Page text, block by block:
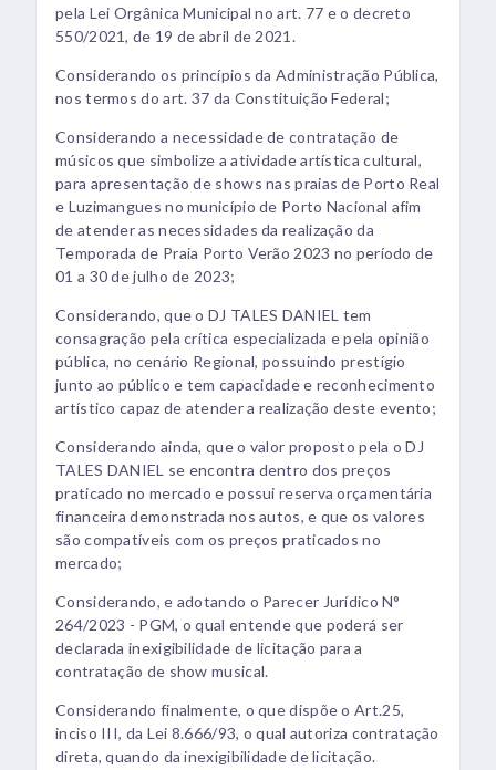
pela Lei Orgânica Municipal no art. 77 e o decreto
550/2021, de 19 de abril de 2021.
Considerando os princípios da Administração Pública,
nos termos do art. 37 da Constituição Federal;
Considerando a necessidade de contratação de
músicos que simbolize a atividade artística cultural,
para apresentação de shows nas praias de Porto Real
e Luzimangues no município de Porto Nacional afim
de atender as necessidades da realização da
Temporada de Praia Porto Verão 2023 no período de
01 a 30 de julho de 2023;
Considerando, que o DJ TALES DANIEL tem
consagração pela crítica especializada e pela opinião
pública, no cenário Regional, possuindo prestígio
junto ao público e tem capacidade e reconhecimento
artístico capaz de atender a realização deste evento;
Considerando ainda, que o valor proposto pela o DJ
TALES DANIEL se encontra dentro dos preços
praticado no mercado e possui reserva orçamentária
financeira demonstrada nos autos, e que os valores
são compatíveis com os preços praticados no
mercado;
Considerando, e adotando o Parecer Jurídico N°
264/2023 - PGM, o qual entende que poderá ser
declarada inexigibilidade de licitação para a
contratação de show musical.
Considerando finalmente, o que dispõe o Art.25,
inciso III, da Lei 8.666/93, o qual autoriza contratação
direta, quando da inexigibilidade de licitação.